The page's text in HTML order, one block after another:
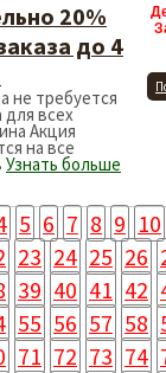
20%
до 4
не требуется
для всех
Акция
на все
Узнать больше
5 6 7 8 9 10
23 24 25 26
39 40 41 42
55 56 57 58
71 72 73 74